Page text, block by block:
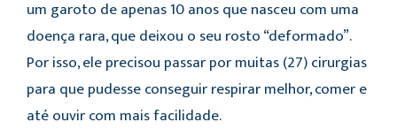
um garoto de apenas 10 anos que nasceu com uma
doença rara, que deixou o seu rosto “deformado”.
Por isso, ele precisou passar por muitas (27) cirurgias
para que pudesse conseguir respirar melhor, comer e
até ouvir com mais facilidade.